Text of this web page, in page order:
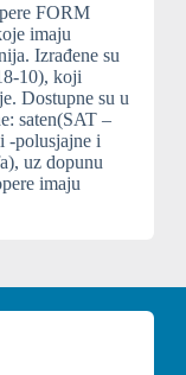
imaju
su
10), koji
u
–